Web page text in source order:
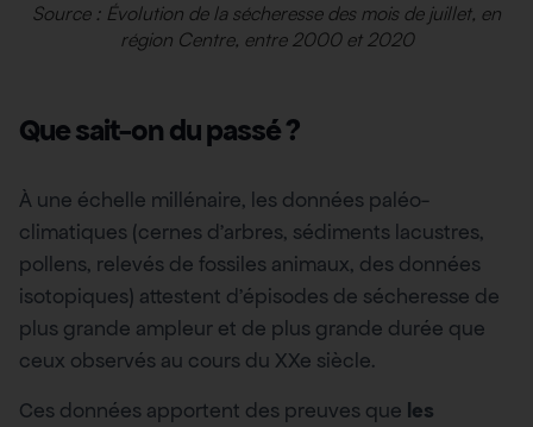
Source : Évolution de la sécheresse des mois de juillet, en
région Centre, entre 2000 et 2020
Que sait-on du passé ?
À une échelle millénaire, les données paléo-
climatiques (cernes d’arbres, sédiments lacustres,
pollens, relevés de fossiles animaux, des données
isotopiques) attestent d’épisodes de sécheresse de
plus grande ampleur et de plus grande durée que
ceux observés au cours du XXe siècle.
Ces données apportent des preuves que les